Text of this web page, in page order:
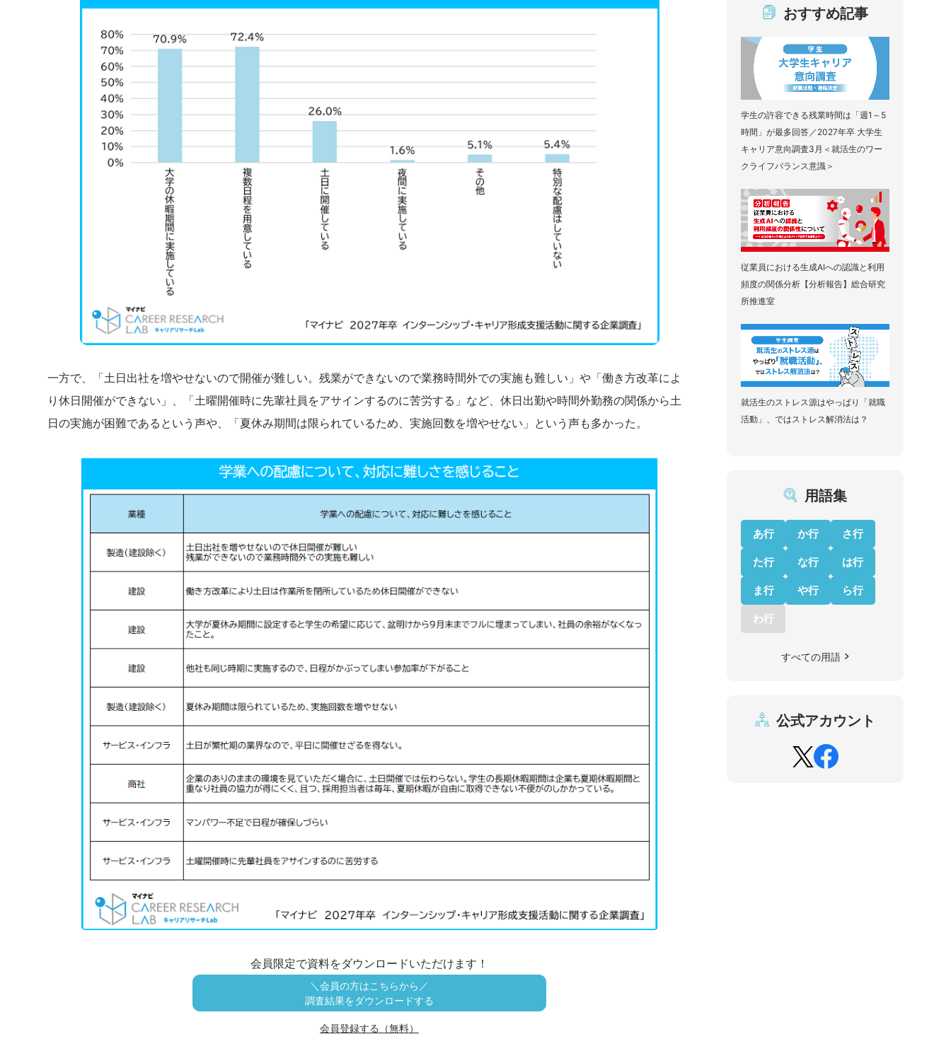
一方で、「土日出社を増やせないので開催が難しい。残業ができないので業務時間外での実施も難しい」や「働き方改革によ
り休日開催ができない」、「土曜開催時に先輩社員をアサインするのに苦労する」など、休日出勤や時間外勤務の関係から土
日の実施が困難であるという声や、「夏休み期間は限られているため、実施回数を増やせない」という声も多かった。
会員限定で資料をダウンロードいただけます！
＼会員の方はこちらから／
調査結果をダウンロードする
会員登録する（無料）
おすすめ記事
学生の許容できる残業時間は「週1～5
時間」が最多回答／2027年卒 大学生
キャリア意向調査3月＜就活生のワー
クライフバランス意識＞
従業員における生成AIへの認識と利用
頻度の関係分析【分析報告】総合研究
所推進室
就活生のストレス源はやっぱり「就職
活動」、ではストレス解消法は？
用語集
あ行 か行 さ行
た行 な行 は行
ま行 や行 ら行
わ行
すべての用語
公式アカウント